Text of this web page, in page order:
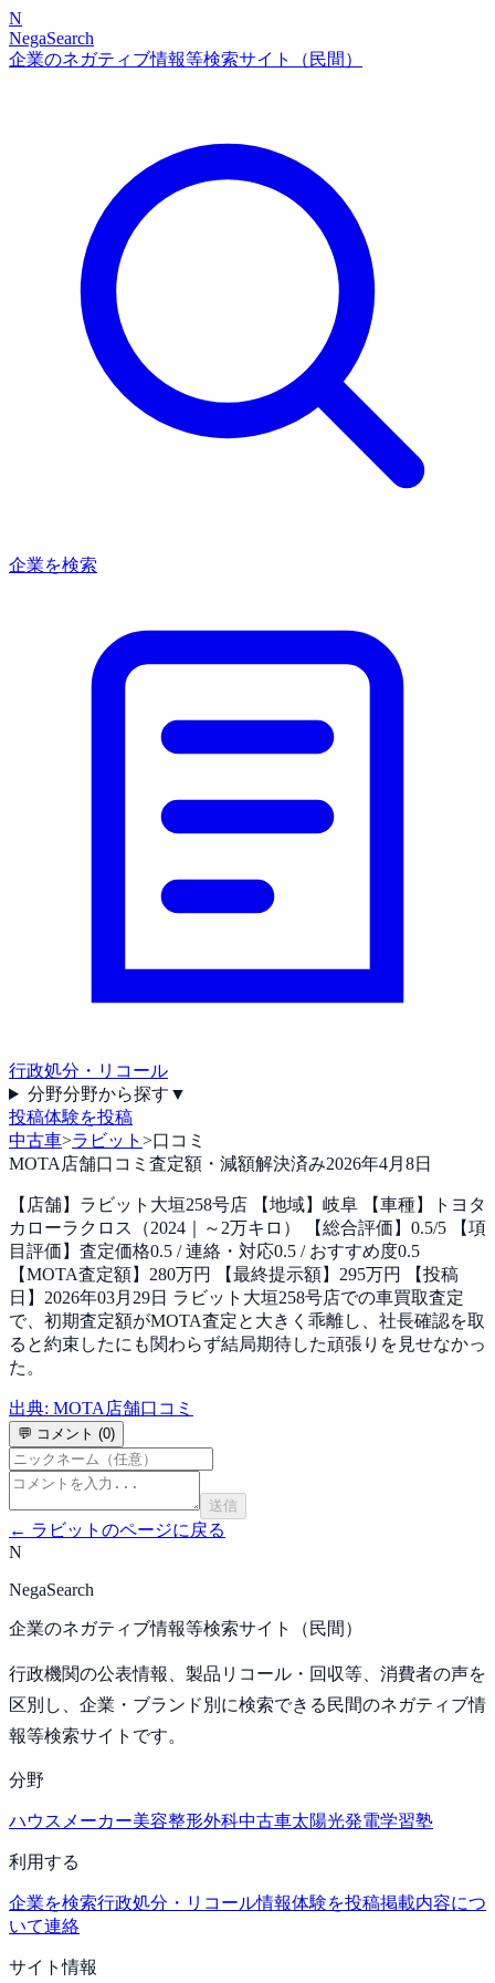
N
NegaSearch
企業のネガティブ情報等検索サイト（民間）
企業を検索
行政処分・リコール
分野分野から探す ▼
投稿体験を投稿
中古車>ラビット >口コミ
MOTA店舗口コミ 査定額・減額解決済み2026年4月8日
【店舗】ラビット大垣258号店 【地域】岐阜 【車種】トヨタ
カローラクロス（2024｜～2万キロ） 【総合評価】0.5/5 【項
目評価】査定価格0.5 / 連絡・対応0.5 / おすすめ度0.5
【MOTA査定額】280万円 【最終提示額】295万円 【投稿
日】2026年03月29日 ラビット大垣258号店での車買取査定
で、初期査定額がMOTA査定と大きく乖離し、社長確認を取
ると約束したにも関わらず結局期待した頑張りを見せなかっ
た。
出典: MOTA店舗口コミ
💬 コメント (0)
送信
← ラビット のページに戻る
N
NegaSearch
企業のネガティブ情報等検索サイト（民間）
行政機関の公表情報、製品リコール・回収等、消費者の声を
区別し、企業・ブランド別に検索できる民間のネガティブ情
報等検索サイトです。
分野
ハウスメーカー美容整形外科中古車太陽光発電学習塾
利用する
企業を検索行政処分・リコール情報体験を投稿掲載内容につ
いて連絡
サイト情報